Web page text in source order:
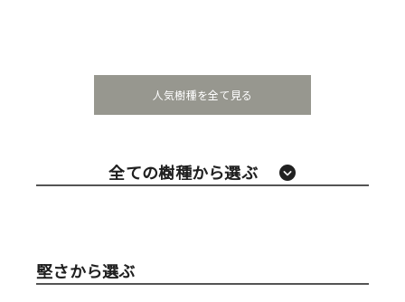
人気樹種を全て見る
全ての樹種から選ぶ
堅さから選ぶ